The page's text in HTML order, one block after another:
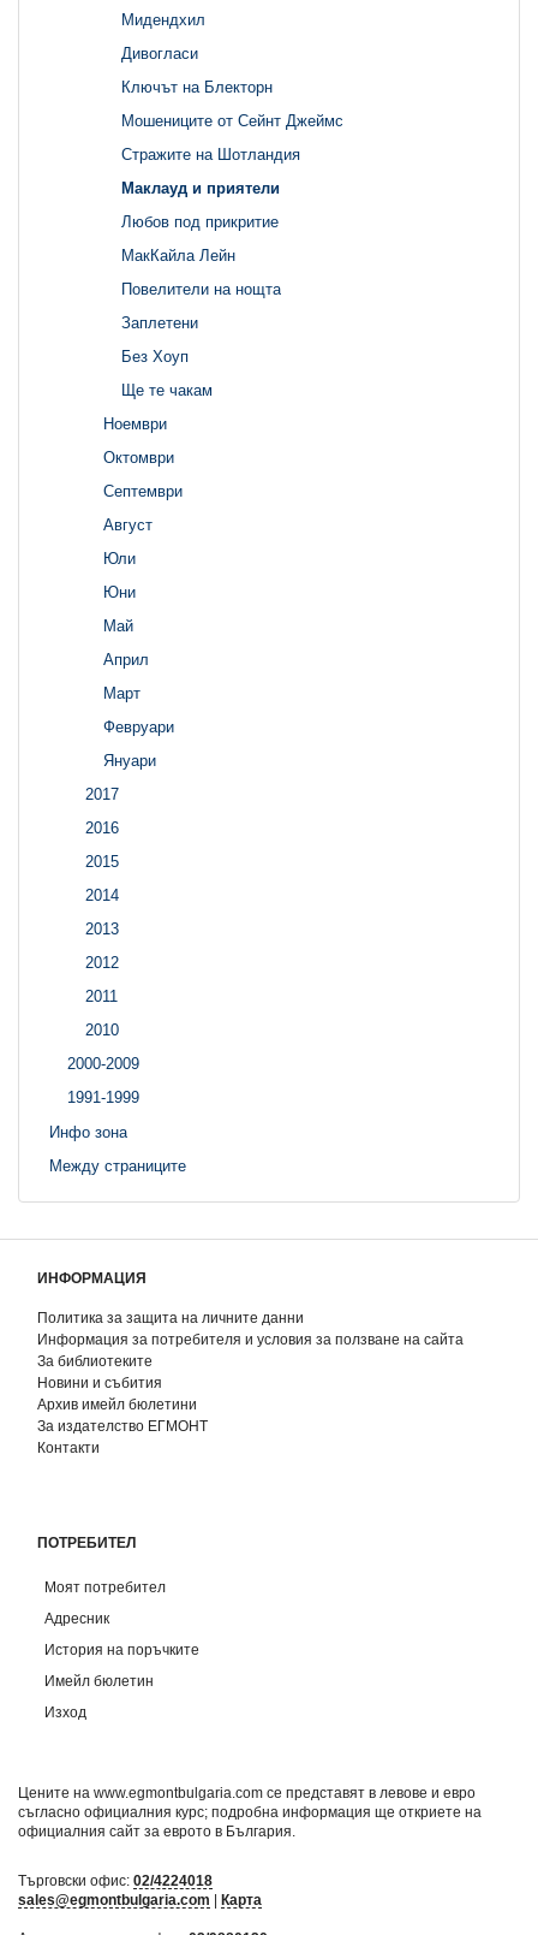
Мидендхил
Дивогласи
Ключът на Блекторн
Мошениците от Сейнт Джеймс
Стражите на Шотландия
Маклауд и приятели
Любов под прикритие
МакКайла Лейн
Повелители на нощта
Заплетени
Без Хоуп
Ще те чакам
Ноември
Октомври
Септември
Август
Юли
Юни
Май
Април
Март
Февруари
Януари
2017
2016
2015
2014
2013
2012
2011
2010
2000-2009
1991-1999
Инфо зона
Между страниците
ИНФОРМАЦИЯ
Политика за защита на личните данни
Информация за потребителя и условия за ползване на сайта
За библиотеките
Новини и събития
Архив имейл бюлетини
За издателство ЕГМОНТ
Контакти
ПОТРЕБИТЕЛ
Моят потребител
Адресник
История на поръчките
Имейл бюлетин
Изход
Цените на www.egmontbulgaria.com се представят в левове и евро
съгласно официалния курс; подробна информация ще откриете на
официалния сайт за еврото в България
Търговски офис: 02/4224018
sales@egmontbulgaria.com | Карта